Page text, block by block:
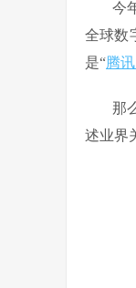
今
全球数
是“腾
那
述业界